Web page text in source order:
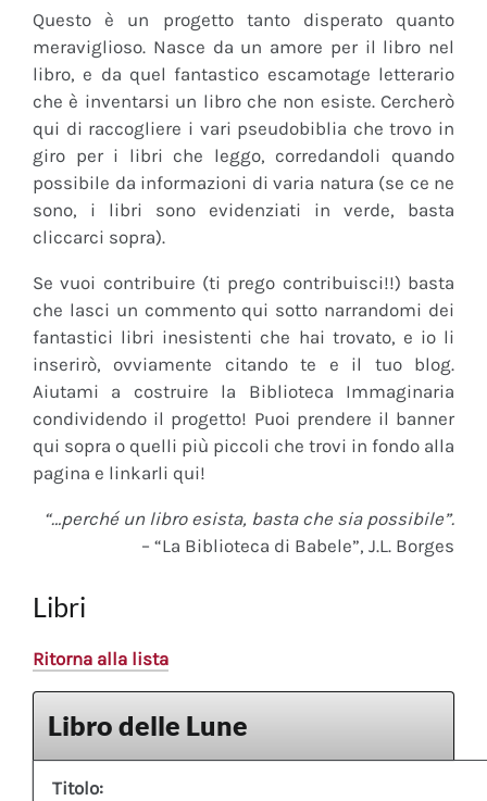
Questo è un progetto tanto disperato quanto
meraviglioso. Nasce da un amore per il libro nel
libro, e da quel fantastico escamotage letterario
che è inventarsi un libro che non esiste. Cercherò
qui di raccogliere i vari pseudobiblia che trovo in
giro per i libri che leggo, corredandoli quando
possibile da informazioni di varia natura (se ce ne
sono, i libri sono evidenziati in verde, basta
cliccarci sopra).
Se vuoi contribuire (ti prego contribuisci!!) basta
che lasci un commento qui sotto narrandomi dei
fantastici libri inesistenti che hai trovato, e io li
inserirò, ovviamente citando te e il tuo blog.
Aiutami a costruire la Biblioteca Immaginaria
condividendo il progetto! Puoi prendere il banner
qui sopra o quelli più piccoli che trovi in fondo alla
pagina e linkarli qui!
“…perché un libro esista, basta che sia possibile”.
– “La Biblioteca di Babele”, J.L. Borges
Libri
Ritorna alla lista
Libro delle Lune
Titolo: